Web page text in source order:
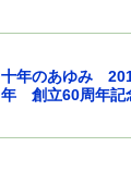
十年のあゆみ
年 創立60周年